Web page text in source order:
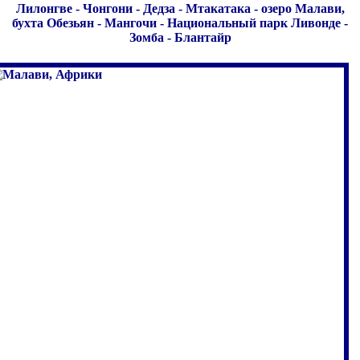
Лилонгве - Чонгони - Дедза - Мтакатака - озеро Малави,
бухта Обезьян - Мангочи - Национальный парк Ливонде -
Зомба - Блантайр